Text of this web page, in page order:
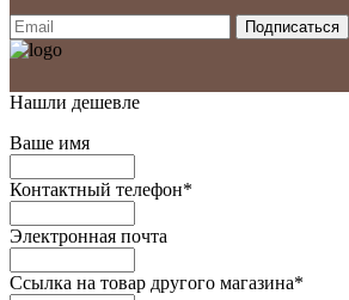
Нашли дешевле
Ваше имя
Контактный телефон*
Электронная почта
Ссылка на товар другого магазина*